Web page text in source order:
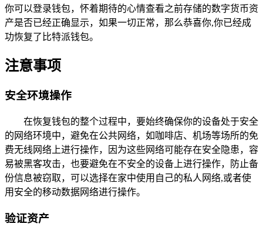
你可以登录钱包，怀着期待的心情查看之前存储的数字货币资
产是否已经正确显示，如果一切正常，那么恭喜你,你已经成
功恢复了比特派钱包。
注意事项
安全环境操作
在恢复钱包的整个过程中，要始终确保你的设备处于安全
的网络环境中，避免在公共网络，如咖啡店、机场等场所的免
费无线网络上进行操作，因为这些网络可能存在安全隐患，容
易被黑客攻击，也要避免在不安全的设备上进行操作，防止备
份信息被窃取，可以选择在家中使用自己的私人网络,或者使
用安全的移动数据网络进行操作。
验证资产